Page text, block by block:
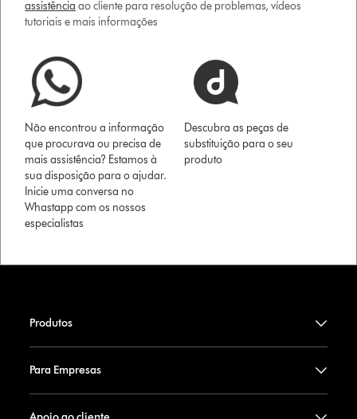
assistência ao cliente para resolução de problemas, vídeos
tutoriais e mais informações
Não encontrou a informação
que procurava ou precisa de
mais assistência? Estamos à
sua disposição para o ajudar.
Inicie uma conversa no
Whastapp com os nossos
especialistas
Descubra as peças de
substituição para o seu
produto
Produtos
Para Empresas